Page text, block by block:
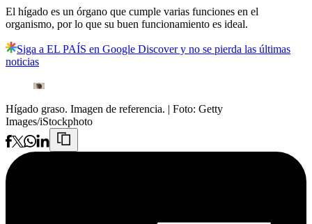
El hígado es un órgano que cumple varias funciones en el
organismo, por lo que su buen funcionamiento es ideal.
Siga a EL PAÍS en Google Discover y no se pierda las últimas
noticias
Hígado graso. Imagen de referencia. | Foto: Getty
Images/iStockphoto